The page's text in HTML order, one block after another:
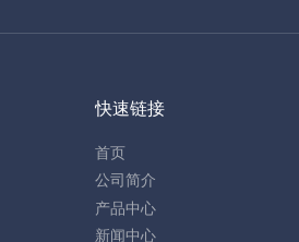
快速链接
首页
公司简介
产品中心
新闻中心